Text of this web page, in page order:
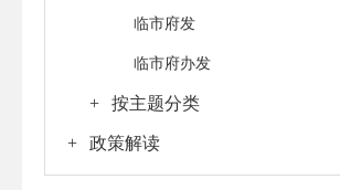
临市府发
临市府办发
+ 按主题分类
+ 政策解读